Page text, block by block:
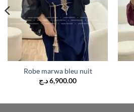
Robe marwa bleu nuit
6,900.00د.ج